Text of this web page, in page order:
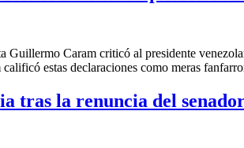
Guillermo Caram criticó al presidente
estas declaraciones como meras
tras la renuncia del